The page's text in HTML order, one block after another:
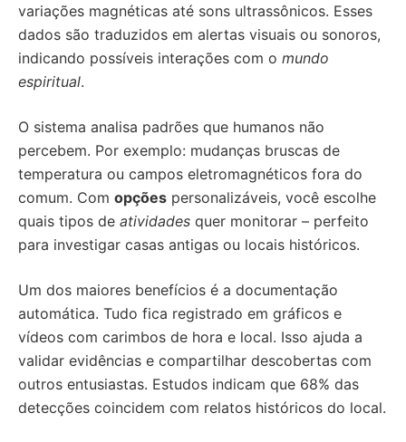
variações magnéticas até sons ultrassônicos. Esses
dados são traduzidos em alertas visuais ou sonoros,
indicando possíveis interações com o mundo
espiritual.
O sistema analisa padrões que humanos não
percebem. Por exemplo: mudanças bruscas de
temperatura ou campos eletromagnéticos fora do
comum. Com opções personalizáveis, você escolhe
quais tipos de atividades quer monitorar – perfeito
para investigar casas antigas ou locais históricos.
Um dos maiores benefícios é a documentação
automática. Tudo fica registrado em gráficos e
vídeos com carimbos de hora e local. Isso ajuda a
validar evidências e compartilhar descobertas com
outros entusiastas. Estudos indicam que 68% das
detecções coincidem com relatos históricos do local.